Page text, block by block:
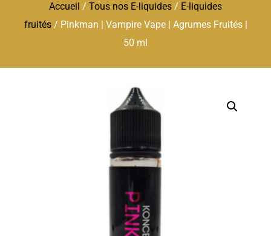
Accueil / Tous nos E-liquides / E-liquides
fruités/ Pinkman | Vampire Vape | Agrumes Fruités |
50 ml